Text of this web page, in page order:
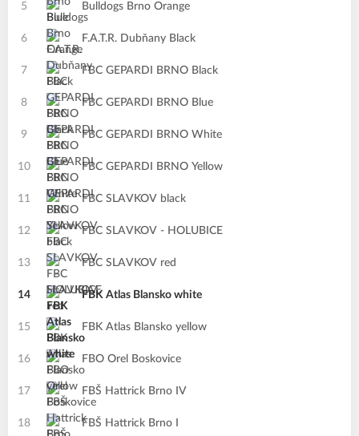
5 Bulldogs Brno Orange
6 F.A.T.R. Dubňany Black
7 FBC GEPARDI BRNO Black
8 FBC GEPARDI BRNO Blue
9 FBC GEPARDI BRNO White
10 FBC GEPARDI BRNO Yellow
11 FBC SLAVKOV black
12 FBC SLAVKOV - HOLUBICE
13 FBC SLAVKOV red
14 FBK Atlas Blansko white
15 FBK Atlas Blansko yellow
16 FBO Orel Boskovice
17 FBŠ Hattrick Brno IV
18 FBŠ Hattrick Brno I